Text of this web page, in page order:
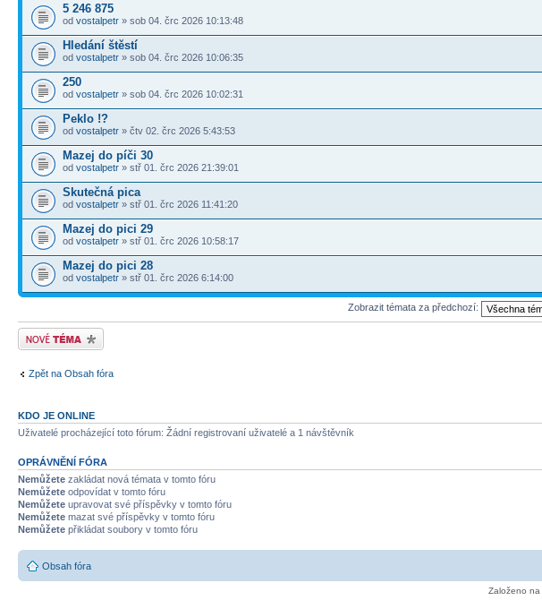
5 246 875
od vostalpetr » sob 04. črc 2026 10:13:48
Hledání štěstí
od vostalpetr » sob 04. črc 2026 10:06:35
250
od vostalpetr » sob 04. črc 2026 10:02:31
Peklo !?
od vostalpetr » čtv 02. črc 2026 5:43:53
Mazej do píči 30
od vostalpetr » stř 01. črc 2026 21:39:01
Skutečná pica
od vostalpetr » stř 01. črc 2026 11:41:20
Mazej do pici 29
od vostalpetr » stř 01. črc 2026 10:58:17
Mazej do pici 28
od vostalpetr » stř 01. črc 2026 6:14:00
Zobrazit témata za předchozí:
Odeslat nové téma
Zpět na Obsah fóra
KDO JE ONLINE
Uživatelé procházející toto fórum: Žádní registrovaní uživatelé a 1 návštěvník
OPRÁVNĚNÍ FÓRA
Nemůžete zakládat nová témata v tomto fóru
Nemůžete odpovídat v tomto fóru
Nemůžete upravovat své příspěvky v tomto fóru
Nemůžete mazat své příspěvky v tomto fóru
Nemůžete přikládat soubory v tomto fóru
Obsah fóra
Založeno na